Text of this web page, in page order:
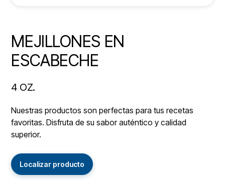
MEJILLONES EN
ESCABECHE
4 OZ.
Nuestras productos son perfectas para tus recetas
favoritas. Disfruta de su sabor auténtico y calidad
superior.
Localizar producto